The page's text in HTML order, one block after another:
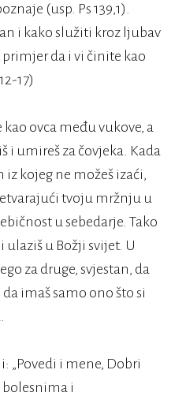
(usp. Ps 139,1).
i kako služiti kroz ljubav
primjer da i vi činite kao
17)
ovca među vukove, a
i umireš za čovjeka. Kada
iz kojeg ne možeš izaći,
tvoju mržnju u
u sebedarje. Tako
ulaziš u Božji svijet. U
za druge, svjestan, da
imaš samo ono što si
„Povedi i mene, Dobri
bolesnima i